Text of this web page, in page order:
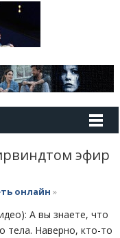
эфир
онлайн »
А вы знаете, что
тела. Наверно, кто-то